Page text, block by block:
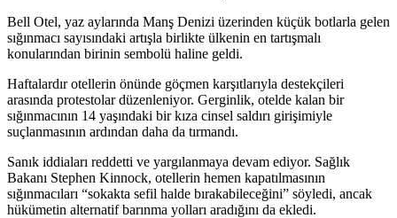
Bell Otel, yaz aylarında Manş Denizi üzerinden küçük botlarla gelen
sığınmacı sayısındaki artışla birlikte ülkenin en tartışmalı
konularından birinin sembolü haline geldi.
Haftalardır otellerin önünde göçmen karşıtlarıyla destekçileri
arasında protestolar düzenleniyor. Gerginlik, otelde kalan bir
sığınmacının 14 yaşındaki bir kıza cinsel saldırı girişimiyle
suçlanmasının ardından daha da tırmandı.
Sanık iddiaları reddetti ve yargılanmaya devam ediyor. Sağlık
Bakanı Stephen Kinnock, otellerin hemen kapatılmasının
sığınmacıları “sokakta sefil halde bırakabileceğini” söyledi, ancak
hükümetin alternatif barınma yolları aradığını da ekledi.